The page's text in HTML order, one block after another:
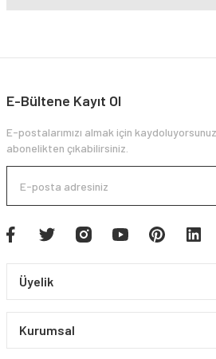
E-Bültene Kayıt Ol
E-postalarımızı almak için
abonelikten çıkabilirsiniz.
Üyelik
Kurumsal